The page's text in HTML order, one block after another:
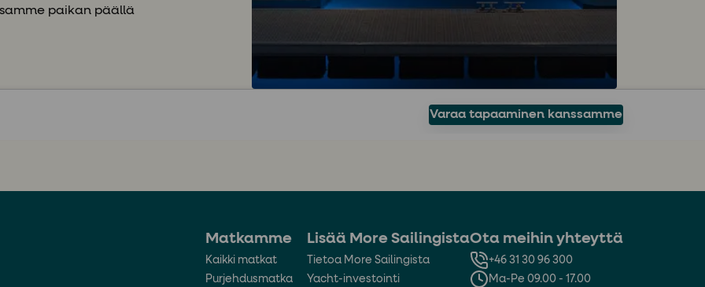
paikan päällä
Varaa tapaaminen kanssamme
Matkamme
Kaikki matkat
Purjehdusmatka
Lisää More Sailingista
Tietoa More Sailingista
Yacht-investointi
Ota meihin yhteyttä
+46 31 30 96 300
Ma-Pe 09.00 - 17.00